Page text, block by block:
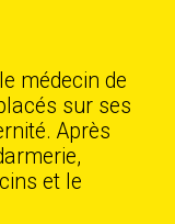
médecin de
sur ses
Après
et le